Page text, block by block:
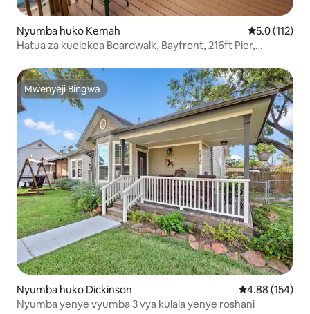
Nyumba huko Kemah Ukadiriaji wa
5.0 (112)
Hatua za kuelekea Boardwalk, Bayfront, 216ft Pier,
Mwenyeji Bingwa
Mwenyeji Bingwa
Nyumba huko Dickinson Ukadiriaji wa
4.88 (154)
Nyumba yenye vyumba 3 vya kulala yenye roshani